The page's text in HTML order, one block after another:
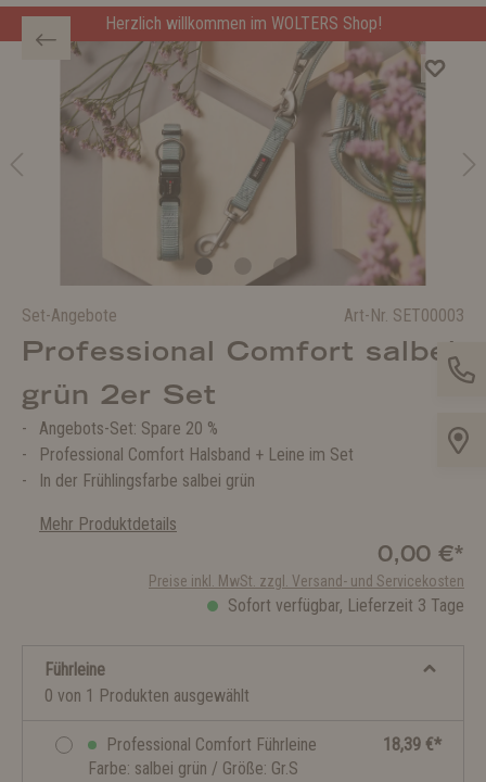
Herzlich willkommen im WOLTERS Shop!
Set-Angebote Art-Nr. SET00003
Professional Comfort salbei
grün 2er Set
Angebots-Set: Spare 20 %
Professional Comfort Halsband + Leine im Set
In der Frühlingsfarbe salbei grün
Mehr Produktdetails
0,00 €*
Preise inkl. MwSt. zzgl. Versand- und Servicekosten
Sofort verfügbar, Lieferzeit 3 Tage
Führleine
0 von 1 Produkten ausgewählt
Professional Comfort Führleine
Farbe: salbei grün / Größe: Gr.S
18,39 €*